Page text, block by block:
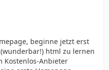
beginne jetzt erst
html zu lernen
Kostenlos-Anbieter